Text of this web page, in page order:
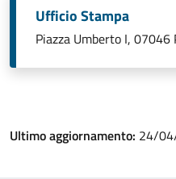
Ufficio Stampa
Piazza Umberto I, 07046
Ultimo aggiornamento: 24/